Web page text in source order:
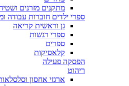
מתקנים מזרנים
ספרי ילדים חוברות עבודה
גן וראשית קריאה
ספרי רגשות
ספרים
קלאסיקות
הפסקה פעילה
ריהוט
ארגזי אחסון